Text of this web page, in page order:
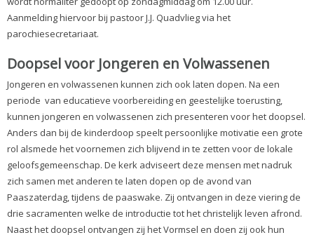
Aanmelding hiervoor bij pastoor J.J. Quadvlieg via het
parochiesecretariaat.
Doopsel voor Jongeren en Volwassenen
Jongeren en volwassenen kunnen zich ook laten dopen. Na een
periode van educatieve voorbereiding en geestelijke toerusting,
kunnen jongeren en volwassenen zich presenteren voor het doopsel.
Anders dan bij de kinderdoop speelt persoonlijke motivatie een grote
rol alsmede het voornemen zich blijvend in te zetten voor de lokale
geloofsgemeenschap. De kerk adviseert deze mensen met nadruk
zich samen met anderen te laten dopen op de avond van
Paaszaterdag, tijdens de paaswake. Zij ontvangen in deze viering de
drie sacramenten welke de introductie tot het christelijk leven afrond.
Naast het doopsel ontvangen zij het Vormsel en doen zij ook hun